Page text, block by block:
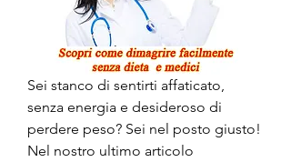
Sei stanco di sentirti affaticato,
senza energia e desideroso di
perdere peso? Sei nel posto giusto!
Nel nostro ultimo articolo